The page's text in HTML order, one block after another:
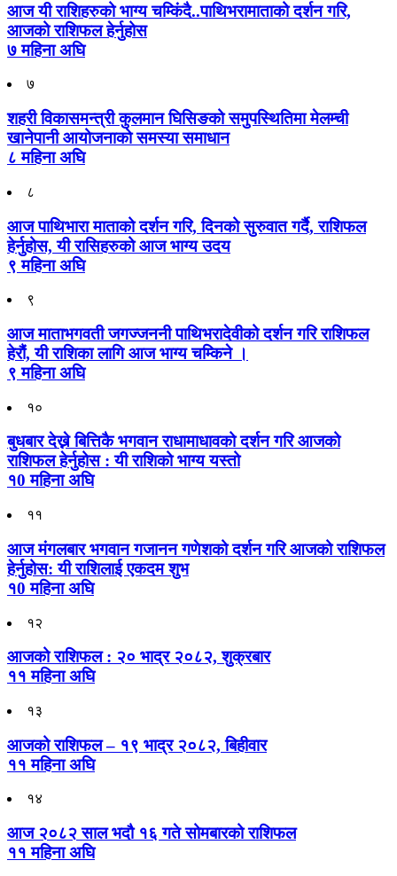
आज यी राशिहरुको भाग्य चम्किंदै..पाथिभरामाताको दर्शन गरि,
आजको राशिफल हेर्नुहोस
७ महिना अघि
७
शहरी विकासमन्त्री कुलमान घिसिङको समुपस्थितिमा मेलम्ची
खानेपानी आयोजनाको समस्या समाधान
८ महिना अघि
८
आज पाथिभारा माताको दर्शन गरि, दिनको सुरुवात गर्दै, राशिफल
हेर्नुहोस, यी रासिहरुको आज भाग्य उदय
९ महिना अघि
९
आज माताभगवती जगज्जननी पाथिभरादेवीको दर्शन गरि राशिफल
हेरौं, यी राशिका लागि आज भाग्य चम्किने ।
९ महिना अघि
१०
बुधबार देख्ने बित्तिकै भगवान राधामाधावको दर्शन गरि आजको
राशिफल हेर्नुहोस : यी राशिको भाग्य यस्तो
१0 महिना अघि
११
आज मंगलबार भगवान गजानन गणेशको दर्शन गरि आजको राशिफल
हेर्नुहोस: यी राशिलाई एकदम शुभ
१0 महिना अघि
१२
आजको राशिफल : २० भाद्र २०८२, शुक्रबार
११ महिना अघि
१३
आजको राशिफल – १९ भाद्र २०८२, बिहीवार
११ महिना अघि
१४
आज २०८२ साल भदौ १६ गते सोमबारको राशिफल
११ महिना अघि